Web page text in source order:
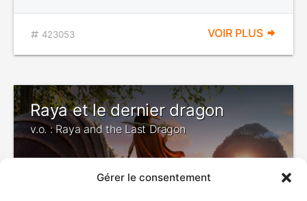
Gérer le consentement
423053 VOIR PLUS
Raya et le dernier dragon
v.o. : Raya and the Last Dragon